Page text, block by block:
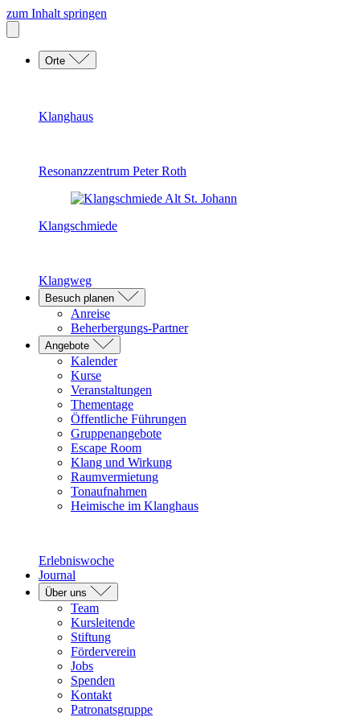
zum Inhalt springen
Orte
Klanghaus
Resonanzzentrum Peter Roth
Klangschmiede
Klangweg
Besuch planen
Anreise
Beherbergungs-Partner
Angebote
Kalender
Kurse
Veranstaltungen
Thementage
Öffentliche Führungen
Gruppenangebote
Escape Room
Klang und Wirkung
Raumvermietung
Tonaufnahmen
Heimische im Klanghaus
Erlebniswoche
Journal
Über uns
Team
Kursleitende
Stiftung
Förderverein
Jobs
Spenden
Kontakt
Patronatsgruppe